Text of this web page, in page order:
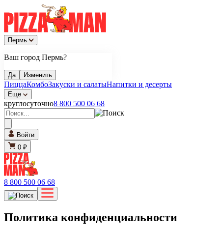
Пермь
Ваш город Пермь?
Да Изменить
ПиццаКомбоЗакуски и салатыНапитки и десерты
Еще
круглосуточно8 800 500 06 68
Войти
0 ₽
8 800 500 06 68
Политика конфиденциальности